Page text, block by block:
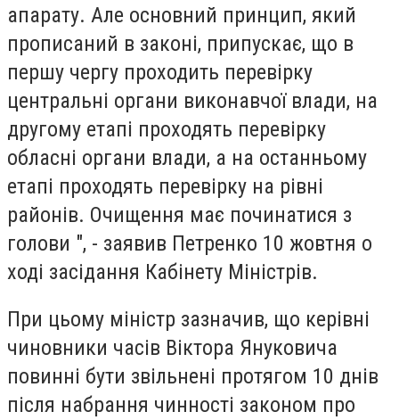
апарату. Але основний принцип, який
прописаний в законі, припускає, що в
першу чергу проходить перевірку
центральні органи виконавчої влади, на
другому етапі проходять перевірку
обласні органи влади, а на останньому
етапі проходять перевірку на рівні
районів. Очищення має починатися з
голови ", - заявив Петренко 10 жовтня о
ході засідання Кабінету Міністрів.
При цьому міністр зазначив, що керівні
чиновники часів Віктора Януковича
повинні бути звільнені протягом 10 днів
після набрання чинності законом про